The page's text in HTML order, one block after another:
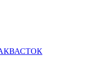
АКВАСТОК